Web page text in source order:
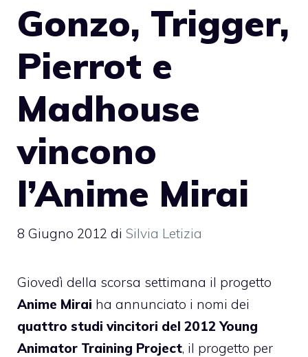
Gonzo, Trigger,
Pierrot e
Madhouse
vincono
l’Anime Mirai
8 Giugno 2012 di Silvia Letizia
Giovedì della scorsa settimana il progetto
Anime Mirai ha annunciato i nomi dei
quattro studi vincitori del 2012 Young
Animator Training Project, il progetto per